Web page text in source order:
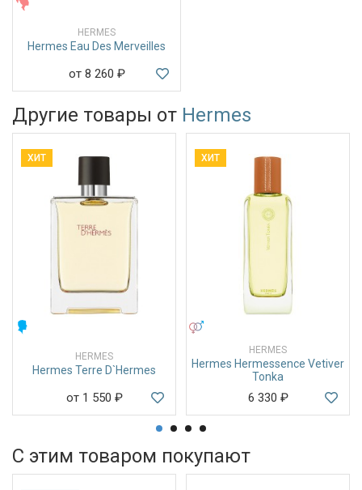
HERMES
Hermes Eau Des Merveilles
от 8 260 ₽
Другие товары от Hermes
ХИТ
HERMES
Hermes Terre D`Hermes
от 1 550 ₽
ХИТ
HERMES
Hermes Hermessence Vetiver
Tonka
6 330 ₽
С этим товаром покупают